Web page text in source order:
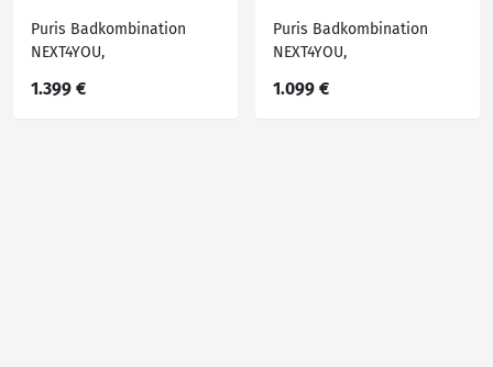
Puris Badkombination
NEXT4YOU,
1.399 €
Puris Badkombination
NEXT4YOU,
1.099 €